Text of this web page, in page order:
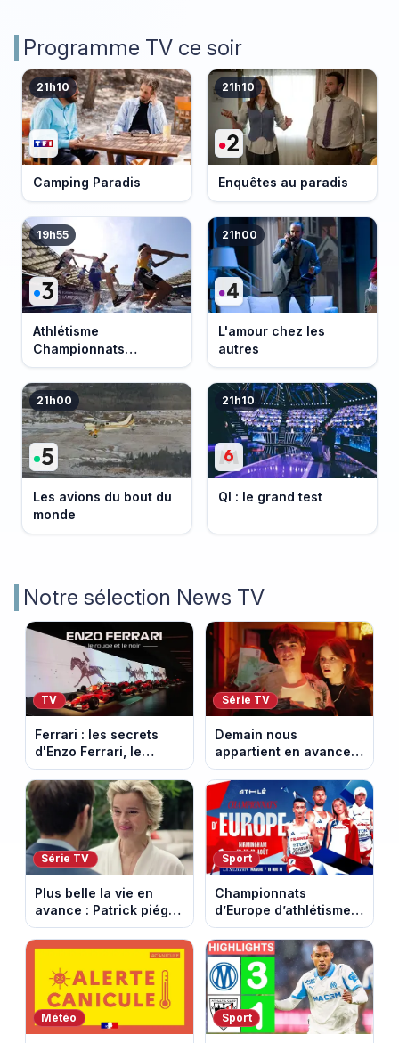
Programme TV ce soir
21h10
Camping Paradis
21h10
Enquêtes au paradis
19h55
Athlétisme
Championnats
d'Europe 2026
21h00
L'amour chez les
autres
21h00
Les avions du bout du
monde
21h10
QI : le grand test
Notre sélection News TV
TV
Ferrari : les secrets
d'Enzo Ferrari, le
fondateur de la
marque mythique au
cheval cabré
Série TV
Demain nous
appartient en avance :
Alex face à un choix
décisif. Episode du 11
août 2026.
Série TV
Plus belle la vie en
avance : Patrick piégé
par la DGSE. Episode
du 11 août 2026
Sport
Championnats
d’Europe d’athlétisme
2026 : le programme
complet à Birmingham
sur France Télévisions
Météo Sport